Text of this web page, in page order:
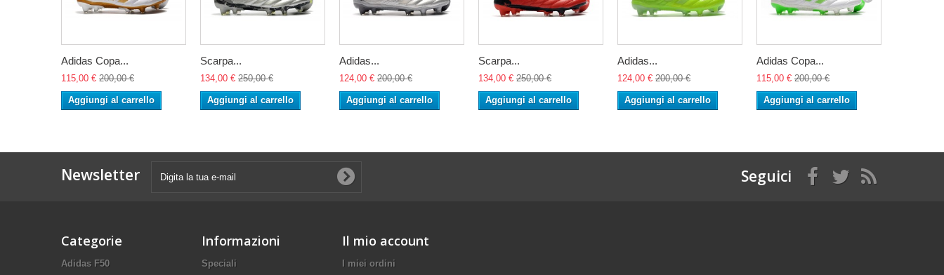
Adidas Copa...
115,00 € 200,00 €
Aggiungi al carrello
Scarpa...
134,00 € 250,00 €
Aggiungi al carrello
Adidas...
124,00 € 200,00 €
Aggiungi al carrello
Scarpa...
134,00 € 250,00 €
Aggiungi al carrello
Adidas...
124,00 € 200,00 €
Aggiungi al carrello
Adidas Copa...
115,00 € 200,00 €
Aggiungi al carrello
Newsletter Seguici
Categorie
Adidas F50
Informazioni
Speciali
Il mio account
I miei ordini